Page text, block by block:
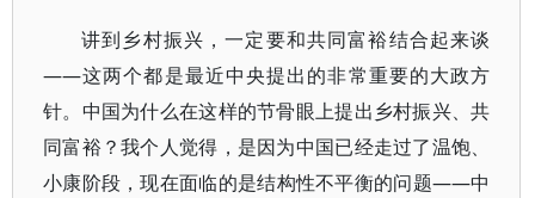
讲到乡村振兴，一定要和共同富裕结合起来谈
——这两个都是最近中央提出的非常重要的大政方
针。中国为什么在这样的节骨眼上提出乡村振兴、共
同富裕？我个人觉得，是因为中国已经走过了温饱、
小康阶段，现在面临的是结构性不平衡的问题——中